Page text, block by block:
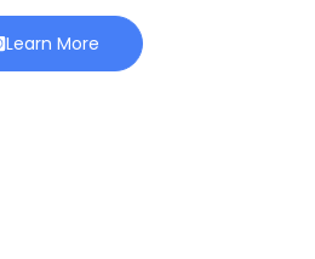
Learn More